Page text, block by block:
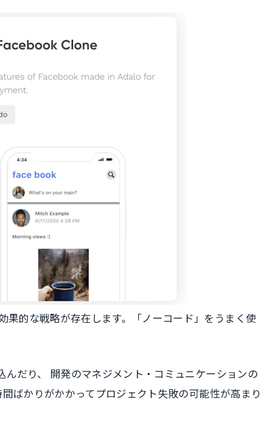
的な戦略が存在します。「ノーコード」をうまく使
だり、 開発のマネジメント・コミュニケーションの
ばかりがかかってプロジェクト失敗の可能性が高まり